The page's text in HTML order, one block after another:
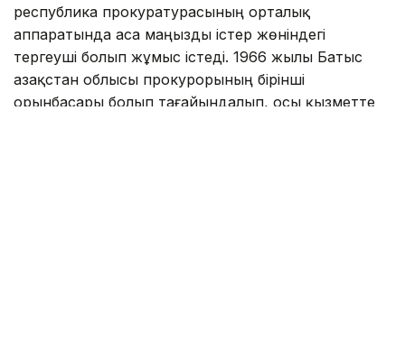
республика прокуратурасының орталық
аппаратында аса маңызды істер жөніндегі
тергеуші болып жұмыс істеді. 1966 жылы Батыс
Қазақстан облысы прокурорының бірінші
орынбасары болып тағайындалып, осы қызметте